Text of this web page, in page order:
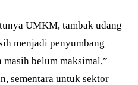
UMKM, tambak udang
menjadi penyumbang
belum maksimal,”
sementara untuk sektor